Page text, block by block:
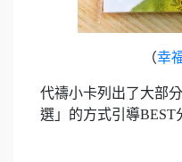
（幸
代禱小卡列出了大部
選」的方式引導BEST